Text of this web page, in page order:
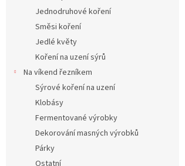
Jednodruhové koření
Směsi koření
Jedlé květy
Koření na uzení sýrů
Na víkend řezníkem
Sýrové koření na uzení
Klobásy
Fermentované výrobky
Dekorování masných výrobků
Párky
Ostatní